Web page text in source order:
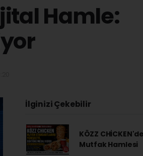
Hamle:
İlginizi Çekebilir
KÖZZ
Mutfak Hamlesi